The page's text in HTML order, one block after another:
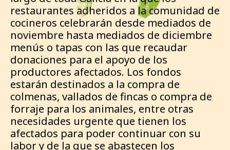
restaurantes adheridos a la comunidad de
cocineros celebrarán desde mediados de
noviembre hasta mediados de diciembre
menús o tapas con las que recaudar
donaciones para el apoyo de los
productores afectados. Los fondos
estarán destinados a la compra de
colmenas, vallados de fincas o compra de
forraje para los animales, entre otras
necesidades urgente que tienen los
afectados para poder continuar con su
labor y de la que se abastecen los